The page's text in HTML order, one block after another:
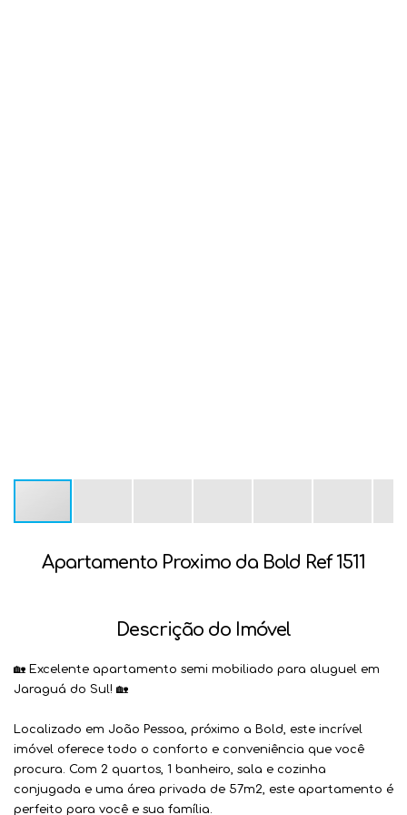
Apartamento Proximo da Bold Ref 1511
Descrição do Imóvel
🏡 Excelente apartamento semi mobiliado para aluguel em
Jaraguá do Sul! 🏡
Localizado em João Pessoa, próximo a Bold, este incrível
imóvel oferece todo o conforto e conveniência que você
procura. Com 2 quartos, 1 banheiro, sala e cozinha
conjugada e uma área privada de 57m2, este apartamento é
perfeito para você e sua família.